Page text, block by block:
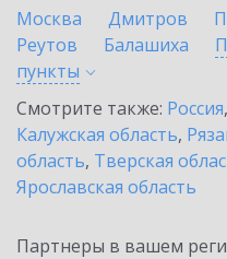
Москва
Дмитров
Реутов
Балашиха
пункты
Смотрите также: Россия,
Калужская область,
область, Тверская
Ярославская область
Партнеры в вашем